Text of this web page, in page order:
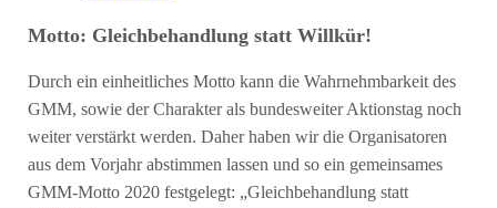
Motto: Gleichbehandlung statt Willkür!
Durch ein einheitliches Motto kann die Wahrnehmbarkeit des
GMM, sowie der Charakter als bundesweiter Aktionstag noch
weiter verstärkt werden. Daher haben wir die Organisatoren
aus dem Vorjahr abstimmen lassen und so ein gemeinsames
GMM-Motto 2020 festgelegt: „Gleichbehandlung statt